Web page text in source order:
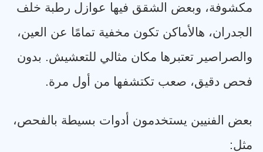
مكشوفة، وبعض الشقق فيها عوازل رطبة خلف
الجدران، هالأماكن تكون مخفية تمامًا عن العين،
والصراصير تعتبرها مكان مثالي للتعشيش. بدون
فحص دقيق، صعب تكتشفها من أول مرة.
بعض الفنيين يستخدمون أدوات بسيطة بالفحص،
مثل: